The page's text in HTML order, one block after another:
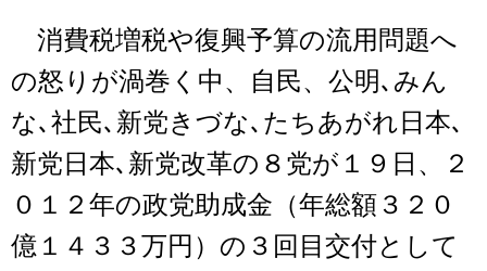
消費税増税や復興予算の流用問題へ
の怒りが渦巻く中、自民、公明､みん
な､社民､新党きづな､たちあがれ日本､
新党日本､新党改革の８党が１９日、２
０１２年の政党助成金（年総額３２０
億１４３３万円）の３回目交付として